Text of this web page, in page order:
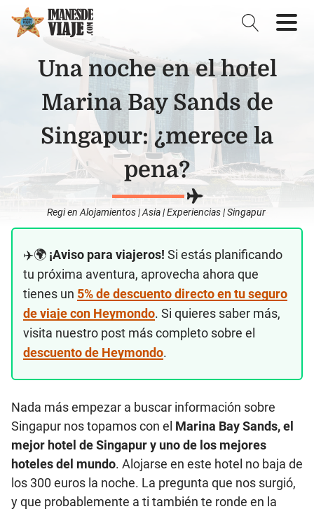
Una noche en el hotel
Marina Bay Sands de
Singapur: ¿merece la
pena?
Regien Alojamientos|Asia|Experiencias|Singapur
✈️🌍 ¡Aviso para viajeros! Si estás planificando
tu próxima aventura, aprovecha ahora que
tienes un 5% de descuento directo en tu seguro
de viaje con Heymondo. Si quieres saber más,
visita nuestro post más completo sobre el
descuento de Heymondo.
Nada más empezar a buscar información sobre
Singapur nos topamos con el Marina Bay Sands, el
mejor hotel de Singapur y uno de los mejores
hoteles del mundo. Alojarse en este hotel no baja de
los 300 euros la noche. La pregunta que nos surgió,
y que probablemente a ti también te ronde en la